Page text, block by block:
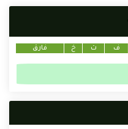
ف ت خ فارق